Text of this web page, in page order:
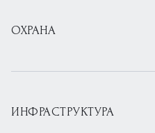
ОХРАНА
ИНФРАСТРУКТУРА